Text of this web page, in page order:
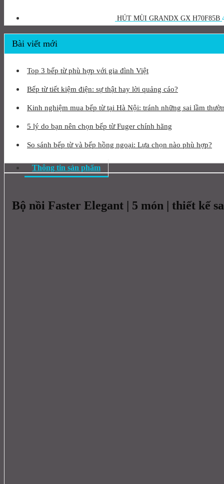
Thông tin sản phẩm
Bộ nồi Faster Elegant | 5 món | thiết kế
HÚT MÙI GRANDX GX H70F85B
Bài viết mới
Top 3 bếp từ phù hợp với gia đình Việt
Bếp từ tiết kiệm điện: sự thật hay lời quảng cáo?
Kinh nghiệm mua bếp từ tại Hà Nội: tránh những sai lầm
5 lý do bạn nên chọn bếp từ Fuger chính hãng
So sánh bếp từ và bếp hồng ngoại: Lựa chọn nào phù hợp?